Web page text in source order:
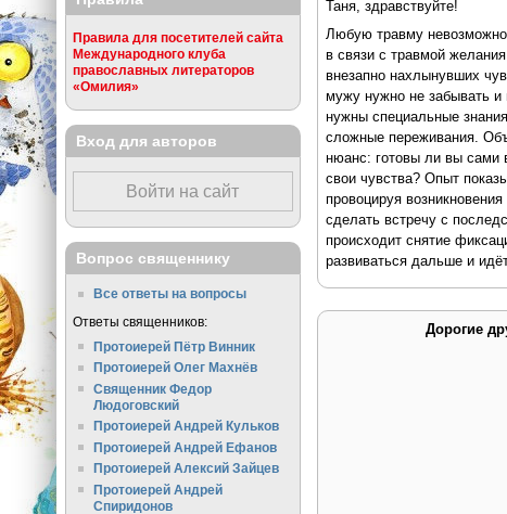
Таня, здравствуйте!
Любую травму
в связи с травмой
внезапно нахлынувших
мужу нужно не забывать и
нужны специальные
сложные переживания.
нюанс: готовы ли вы сами
свои чувства? Опыт
провоцируя
сделать встречу с
происходит снятие
развиваться дальше и
Дорогие
Правила для посетителей сайта
Международного клуба
православных литераторов
«Омилия»
Вход для авторов
Войти на сайт
Вопрос священнику
Все ответы на вопросы
Ответы священников:
Протоиерей Пётр Винник
Протоиерей Олег Махнёв
Священник Федор
Людоговский
Протоиерей Андрей Кульков
Протоиерей Андрей Ефанов
Протоиерей Алексий Зайцев
Протоиерей Андрей
Спиридонов